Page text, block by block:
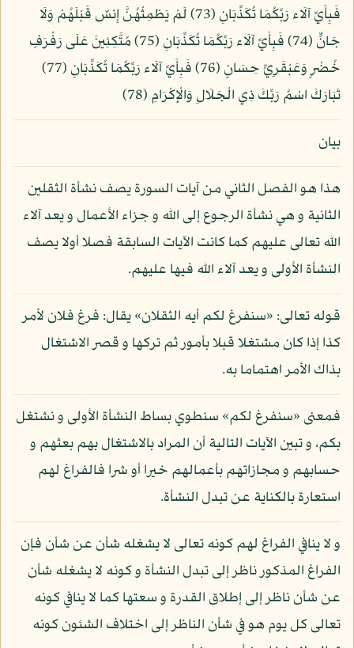
فَبِأَيِّ آلَاء رَبِّكُمَا تُكَذِّبَانِ (73) لَمْ يَطْمِثْهُنَّ إِنسٌ قَبْلَهُمْ وَلَا
جَانٌّ (74) فَبِأَيِّ آلَاء رَبِّكُمَا تُكَذِّبَانِ (75) مُتَّكِئِينَ عَلَى رَفْرَفٍ
خُضْرٍ وَعَبْقَرِيٍّ حِسَانٍ (76) فَبِأَيِّ آلَاء رَبِّكُمَا تُكَذِّبَانِ (77)
تَبَارَكَ اسْمُ رَبِّكَ ذِي الْجَلَالِ وَالْإِكْرَامِ (78)
بيان
هذا هو الفصل الثاني من آيات السورة يصف نشأة الثقلين
الثانية و هي نشأة الرجوع إلى الله و جزاء الأعمال و يعد آلاء
الله تعالى عليهم كما كانت الآيات السابقة فصلا أولا يصف
النشأة الأولى و يعد آلاء الله فيها عليهم.
قوله تعالى: «سنفرغ لكم أيه الثقلان» يقال: فرغ فلان لأمر
كذا إذا كان مشتغلا قبلا بأمور ثم تركها و قصر الاشتغال
بذاك الأمر اهتماما به.
فمعنى «سنفرغ لكم» سنطوي بساط النشأة الأولى و نشتغل
بكم، و تبين الآيات التالية أن المراد بالاشتغال بهم بعثهم و
حسابهم و مجازاتهم بأعمالهم خيرا أو شرا فالفراغ لهم
استعارة بالكناية عن تبدل النشأة.
و لا ينافي الفراغ لهم كونه تعالى لا يشغله شأن عن شأن فإن
الفراغ المذكور ناظر إلى تبدل النشأة و كونه لا يشغله شأن
عن شأن ناظر إلى إطلاق القدرة و سعتها كما لا ينافي كونه
تعالى كل يوم هو في شأن الناظر إلى اختلاف الشئون كونه